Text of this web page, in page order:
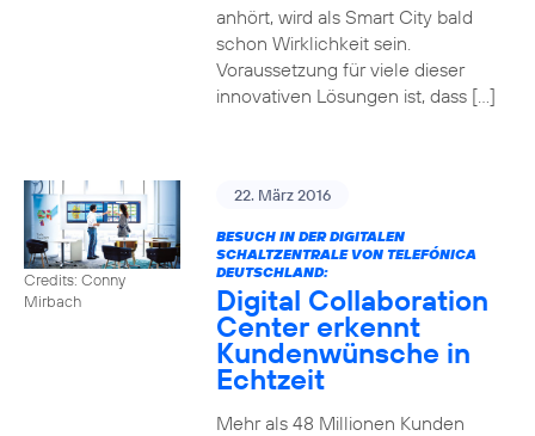
anhört, wird als Smart City bald
schon Wirklichkeit sein.
Voraussetzung für viele dieser
innovativen Lösungen ist, dass […]
Credits: Conny
Mirbach
22. März 2016
BESUCH IN DER DIGITALEN
SCHALTZENTRALE VON TELEFÓNICA
DEUTSCHLAND:
Digital Collaboration
Center erkennt
Kundenwünsche in
Echtzeit
Mehr als 48 Millionen Kunden